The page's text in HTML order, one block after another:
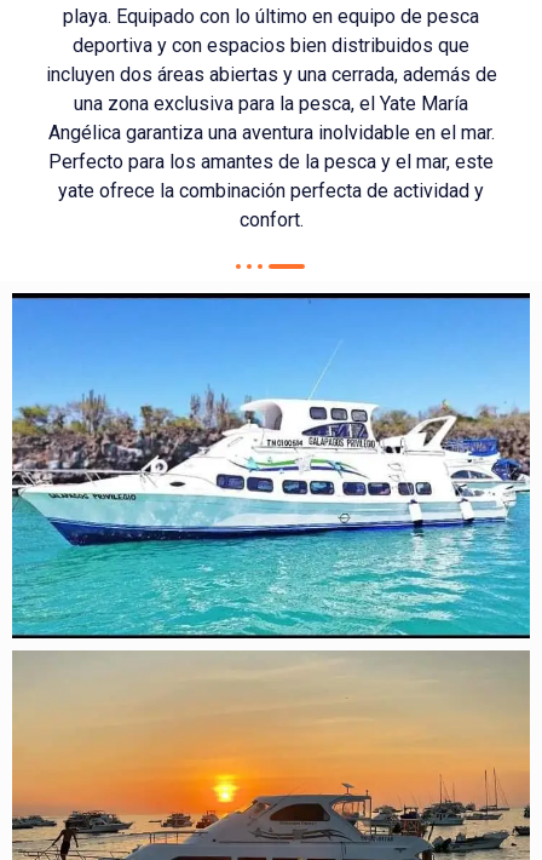
playa. Equipado con lo último en equipo de pesca
deportiva y con espacios bien distribuidos que
incluyen dos áreas abiertas y una cerrada, además de
una zona exclusiva para la pesca, el Yate María
Angélica garantiza una aventura inolvidable en el mar.
Perfecto para los amantes de la pesca y el mar, este
yate ofrece la combinación perfecta de actividad y
confort.